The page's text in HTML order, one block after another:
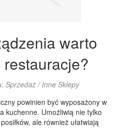
warto
Sprzedaż / Inne Sklepy
powinien być wyposażony w
kuchenne. Umożliwią nie tylko
ale również ułatwiają